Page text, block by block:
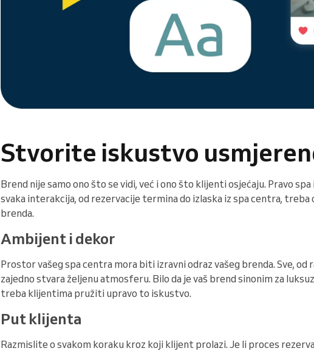
Stvorite iskustvo
Brend nije samo ono što se vidi, već i ono što klijenti osjećaju. Pravo
svaka interakcija, od rezervacije termina do izlaska iz spa centra,
brenda.
Ambijent i dekor
Prostor vašeg spa centra mora biti izravni odraz vašeg brenda. Sve, od
zajedno stvara željenu atmosferu. Bilo da je vaš brend sinonim za
treba klijentima pružiti upravo to iskustvo.
Put klijenta
Razmislite o svakom koraku kroz koji klijent prolazi. Je li proces